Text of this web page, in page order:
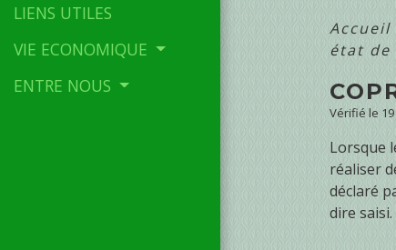
LIENS UTILES
VIE ECONOMIQUE
ENTRE NOUS
état de
Vérifié le
Lorsque
réaliser
déclaré
dire saisi.